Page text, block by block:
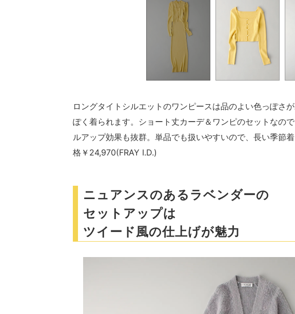
ロングタイトシルエットのワンピースは品のよい色っぽさ
ぽく着られます。ショート丈カーデ＆ワンピのセットなの
ルアップ効果も抜群。単品でも扱いやすいので、長い季節
格￥24,970(FRAY I.D.)
ニュアンスのあるラベンダーの
セットアップは
ツイード風の仕上げが魅力